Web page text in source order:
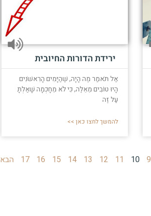
ירידת הדורות החיובית
אַל תֹּאמַר מֶה הָיָה, שֶׁהַיָּמִים הָרִאשֹׁנִים
הָיוּ טוֹבִים מֵאֵלֶּה, כִּי לֹא מֵחָכְמָה שָׁאַלְתָּ
עַל זֶה
להמשך לחצו כאן >>
9
10
11
12
13
14
15
16
17 הבא